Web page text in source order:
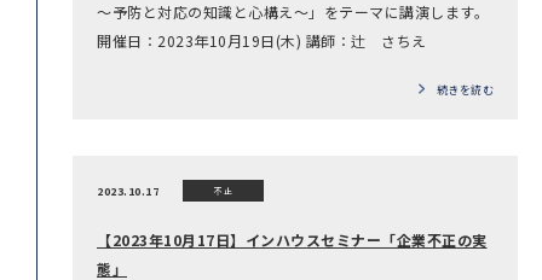
～予防と対応の知識と心構え～」をテーマに講演します。
開催日：2023年10月19日(木) 講師：辻 さちえ
続きを読む
2023.10.17 不正
【2023年10月17日】インハウスセミナー「企業不正の実
態」